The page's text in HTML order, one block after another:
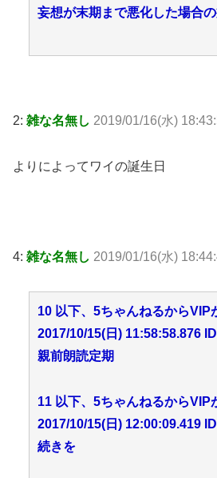
妄想が末期まで悪化した場合の
2: 雑な名無し 2019/01/16(水)
よりによってワイの誕生日
4: 雑な名無し 2019/01/16(水)
10 以下、5ちゃんねるからVIP
2017/10/15(日) 11:58:58.876
親前朗読定期
11 以下、5ちゃんねるからVIP
2017/10/15(日) 12:00:09.419
続きを